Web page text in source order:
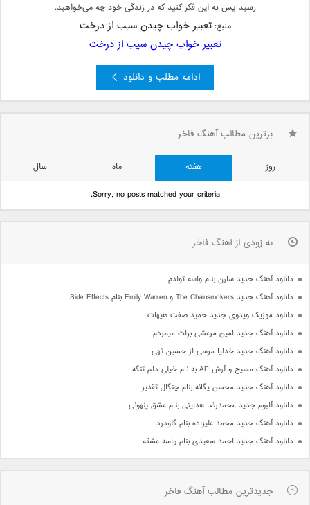
رسید پس به این فکر کنید که در زندگی خود چه می‌خواهید.
منبع:تعبیر خواب چیدن سیب از درخت
تعبیر خواب چیدن سیب از درخت
ادامه مطلب و دانلود
برترین مطالب آهنگ فاخر
روز هفته ماه
سال
Sorry, no posts matched your criteria.
به زودی از آهنگ فاخر
دانلود آهنگ جدید سارن بنام واسه تولدم
دانلود آهنگ جدید The Chainsmokers و Emily Warren بنام Side Effects
دانلود موزیک ویدوی جدید حمید صفت هیهات
دانلود آهنگ جدید امین مرعشی برات میمردم
دانلود آهنگ جدید خدایا مرسی از حسین تهی
دانلود آهنگ مسیح و آرش AP به نام خیلی دلم تنگه
دانلود آهنگ جدید محسن یگانه بنام چنگال تقدیر
دانلود آلبوم جدید محمدرضا هدایتی بنام عشق پنهونی
دانلود آهنگ جدید محمد علیزاده بنام گلودرد
دانلود آهنگ جدید احمد سعیدی بنام واسه عشقه
جدیدترین مطالب آهنگ فاخر